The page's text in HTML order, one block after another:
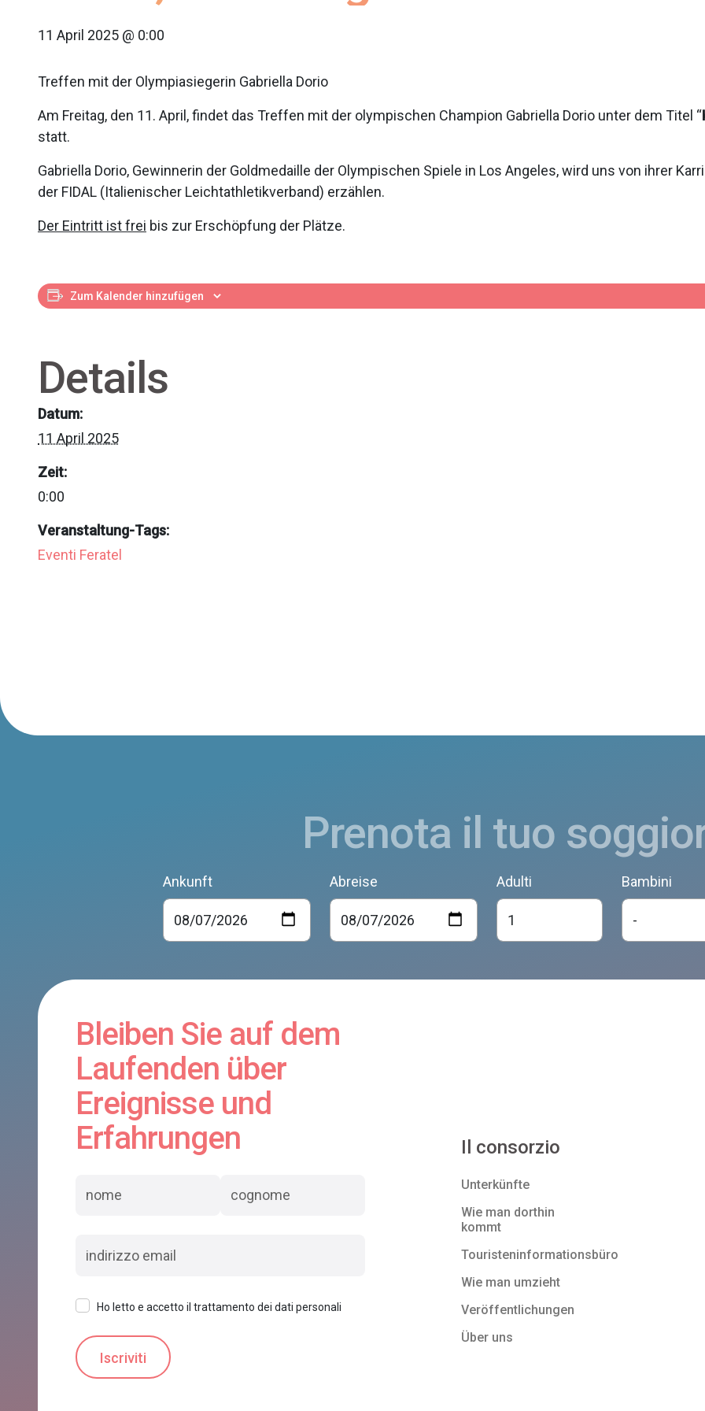
11 April 2025 @ 0:00
Treffen mit der Olympiasiegerin Gabriella Dorio
Am Freitag, den 11. April, findet das Treffen mit der olympischen Champion Gabriella Dorio unter dem Titel “
statt.
Gabriella Dorio, Gewinnerin der Goldmedaille der Olympischen Spiele in Los Angeles, wird uns von ihrer
der FIDAL (Italienischer Leichtathletikverband) erzählen.
Der Eintritt ist frei bis zur Erschöpfung der Plätze.
Zum Kalender hinzufügen
Details
Datum:
11 April 2025
Zeit:
0:00
Veranstaltung-Tags:
Eventi Feratel
Prenota il tuo
Ankunft Abreise Adulti Bambini
Bleiben Sie auf dem
Laufenden über
Ereignisse und
Erfahrungen
Ho letto e accetto il trattamento dei dati personali
Il consorzio
Unterkünfte
Wie man dorthin
kommt
Touristeninformationsbüro
Wie man umzieht
Veröffentlichungen
Über uns